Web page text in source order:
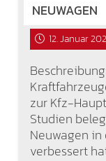
NEUWAGEN
12. Januar
zur Kfz-
Studien
Neuwagen
verbessert